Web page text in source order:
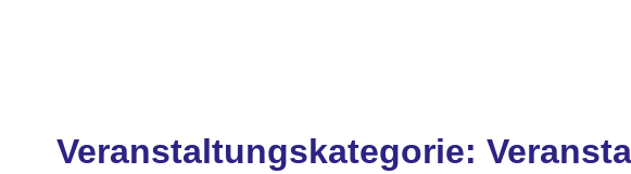
Veranstaltungskategorie: